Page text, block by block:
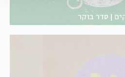
סדר בוקר